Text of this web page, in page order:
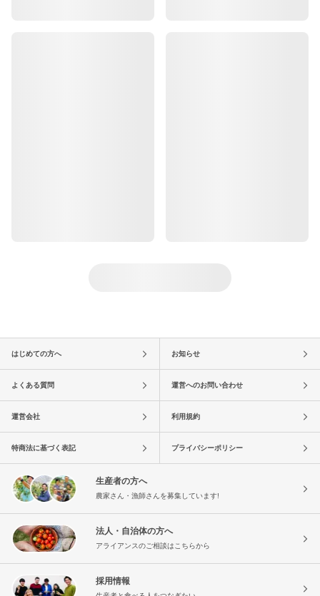
はじめての方へ お知らせ
よくある質問 運営へのお問い合わせ
運営会社 利用規約
特商法に基づく表記 プライバシーポリシー
生産者の方へ
農家さん・漁師さんを募集しています!
法人・自治体の方へ
アライアンスのご相談はこちらから
採用情報